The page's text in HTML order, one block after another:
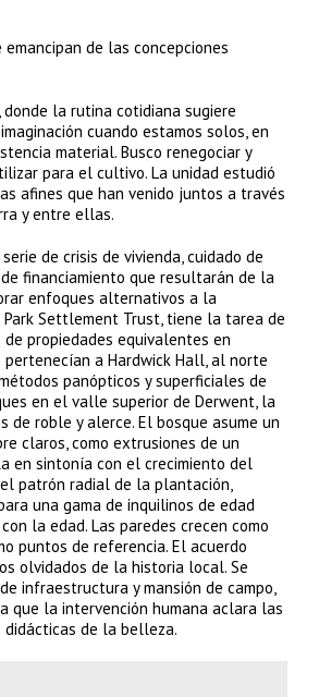
de las concepciones
la rutina cotidiana sugiere
cuando estamos solos, en
material. Busco renegociar y
para el cultivo. La unidad estudió
afines que han venido juntos a través
y entre ellas.
de crisis de vivienda, cuidado de
financiamiento que resultarán de la
enfoques alternativos a la
Settlement Trust, tiene la tarea de
propiedades equivalentes en
a Hardwick Hall, al norte
panópticos y superficiales de
en el valle superior de Derwent, la
roble y alerce. El bosque asume un
claros, como extrusiones de un
en sintonía con el crecimiento del
patrón radial de la plantación,
una gama de inquilinos de edad
la edad. Las paredes crecen como
puntos de referencia. El acuerdo
olvidados de la historia local. Se
infraestructura y mansión de campo,
que la intervención humana aclara las
de la belleza.